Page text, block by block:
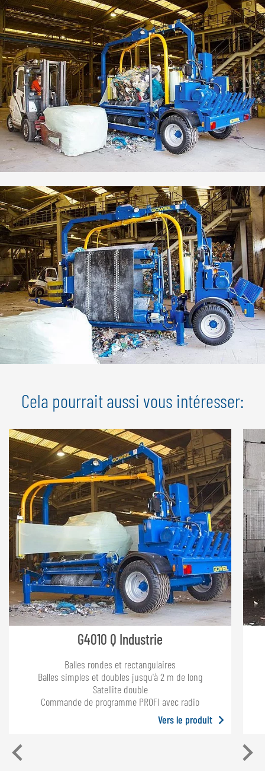
Cela pourrait aussi vous intéresser:
G4010 Q Industrie
Balles rondes et rectangulaires
Balles simples et doubles jusqu'à 2 m de long
Satellite double
Commande de programme PROFI avec radio
Vers le produit